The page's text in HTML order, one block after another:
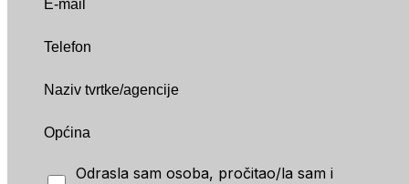
Odrasla sam osoba, pročitao/la sam i